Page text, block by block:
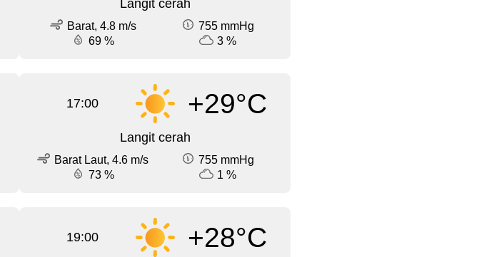
Langit cerah
Barat, 4.8 m/s
755 mmHg
69 %
3 %
17:00 +29°C
Langit cerah
Barat Laut, 4.6 m/s
755 mmHg
73 %
1 %
19:00 +28°C